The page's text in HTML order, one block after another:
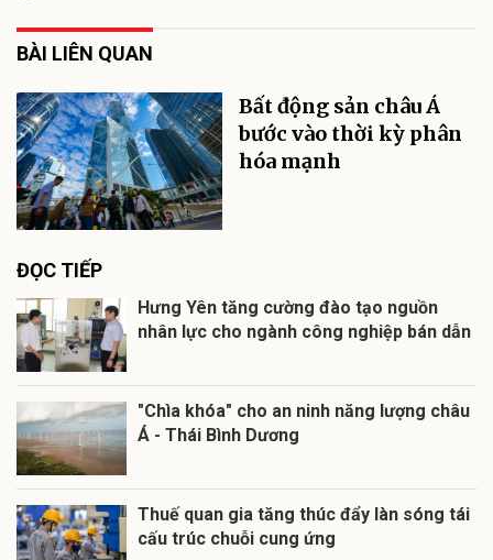
BÀI LIÊN QUAN
Bất động sản châu Á
bước vào thời kỳ phân
hóa mạnh
ĐỌC TIẾP
Hưng Yên tăng cường đào tạo nguồn
nhân lực cho ngành công nghiệp bán dẫn
"Chìa khóa" cho an ninh năng lượng châu
Á - Thái Bình Dương
Thuế quan gia tăng thúc đẩy làn sóng tái
cấu trúc chuỗi cung ứng